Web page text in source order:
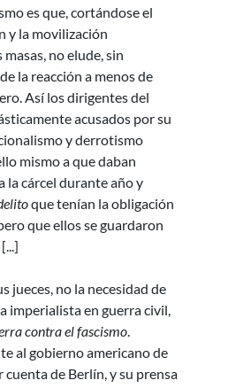
es que, cortándose el
y la movilización
no elude, sin
la reacción a menos de
Así los dirigentes del
acusados por su
y derrotismo
mismo a que daban
la cárcel durante año y
que tenían la obligación
que ellos se guardaron
jueces, no la necesidad de
imperialista en guerra civil,
contra el fascismo.
al gobierno americano de
cuenta de Berlín, y su prensa